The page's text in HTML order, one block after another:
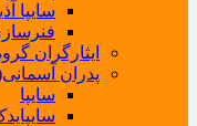
سایپا
ایثارگران
پدران
سایپا